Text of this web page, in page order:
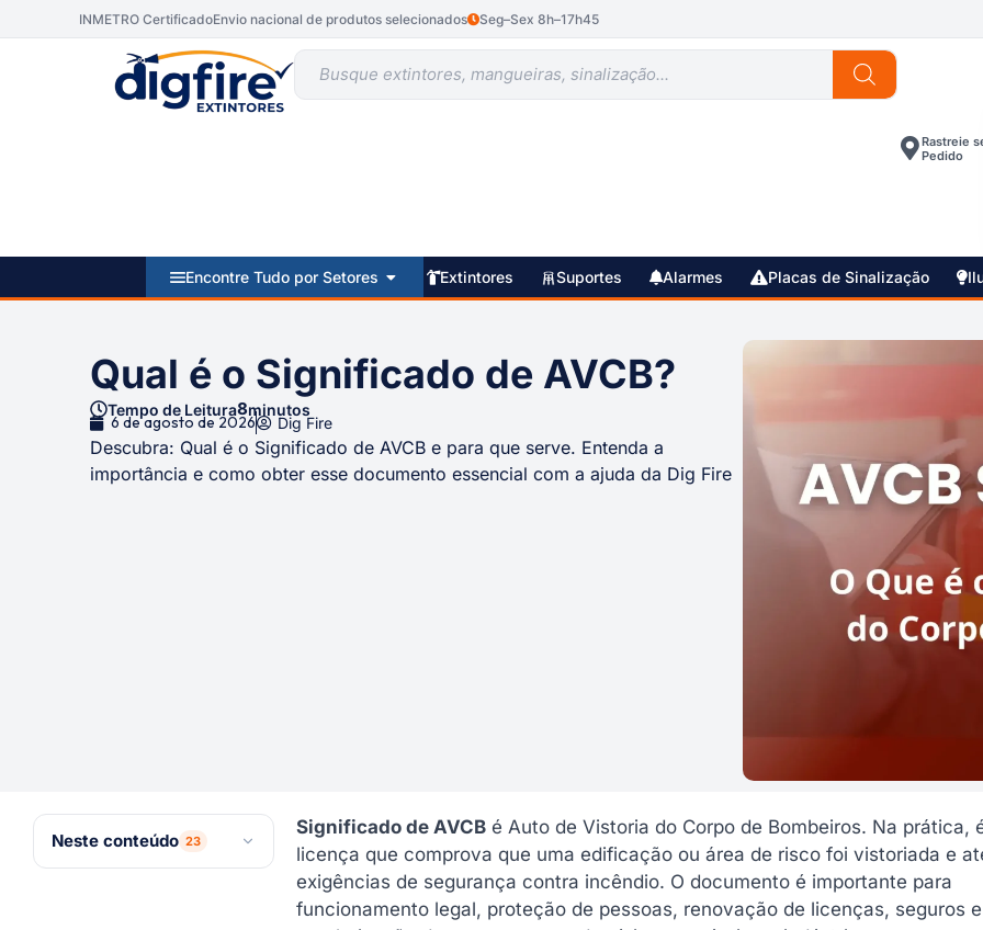
INMETRO CertificadoEnvio nacional de produtos selecionados Seg–Sex 8h–17h45
Rastreie
Pedido
Encontre Tudo por Setores Extintores Suportes Alarmes Placas de Sinalização
Qual é o Significado de AVCB?
Tempo de Leitura8minutos
6 de agosto de 2026 Dig Fire
Descubra: Qual é o Significado de AVCB e para que serve. Entenda a
importância e como obter esse documento essencial com a ajuda da Dig Fire
Neste conteúdo 23
Significado de AVCB é Auto de Vistoria do Corpo de Bombeiros. Na prática,
licença que comprova que uma edificação ou área de risco foi vistoriada e
exigências de segurança contra incêndio. O documento é importante para
funcionamento legal, proteção de pessoas, renovação de licenças, seguros e